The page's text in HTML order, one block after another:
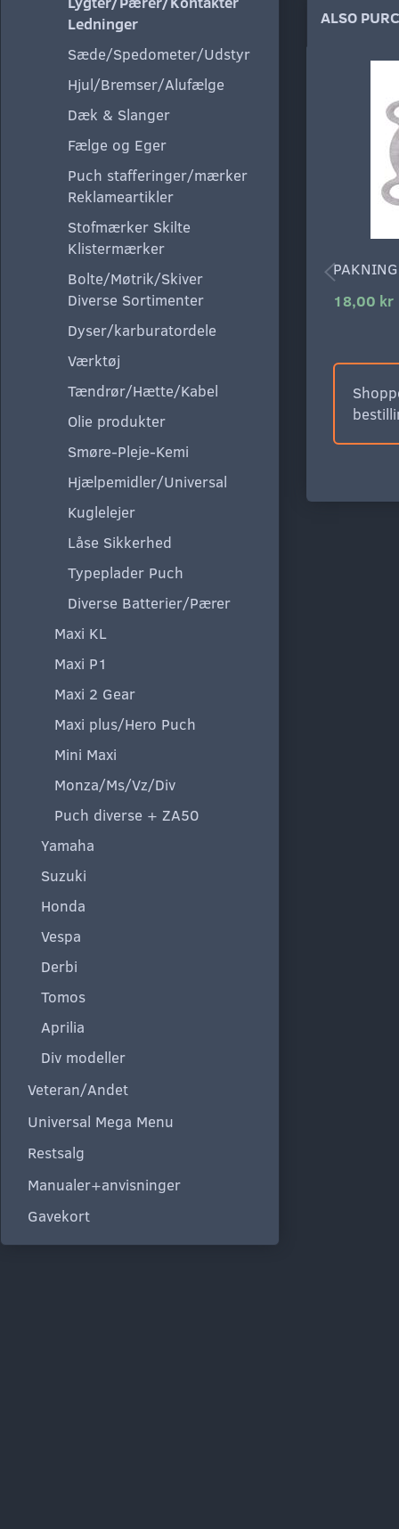
Ledninger
Sæde/Spedometer/Udstyr
Hjul/Bremser/Alufælge
Dæk & Slanger
Fælge og Eger
Puch stafferinger/mærker
Reklameartikler
Stofmærker Skilte
Klistermærker
Bolte/Møtrik/Skiver
Diverse Sortimenter
Dyser/karburatordele
Værktøj
Tændrør/Hætte/Kabel
Olie produkter
Smøre-Pleje-Kemi
Hjælpemidler/Universal
Kuglelejer
Låse Sikkerhed
Typeplader Puch
Diverse Batterier/Pærer
Maxi KL
Maxi P1
Maxi 2 Gear
Maxi plus/Hero Puch
Mini Maxi
Monza/Ms/Vz/Div
Puch diverse + ZA50
Yamaha
Suzuki
Honda
Vespa
Derbi
Tomos
Aprilia
Div modeller
Veteran/Andet
Universal Mega Menu
Restsalg
Manualer+anvisninger
Gavekort
ALSO
18,00 kr